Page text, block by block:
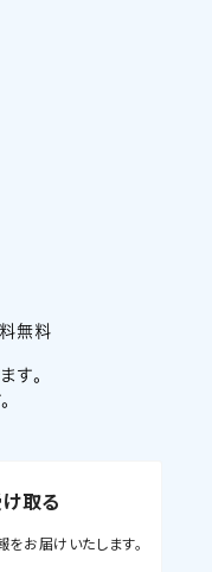
無料
す。
取る
お届けいたします。